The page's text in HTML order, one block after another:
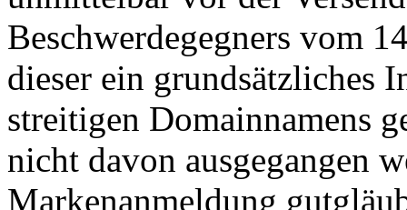
Beschwerdegegners vom
dieser ein grundsätzliches
streitigen Domainnamens
nicht davon ausgegangen
Markenanmeldung